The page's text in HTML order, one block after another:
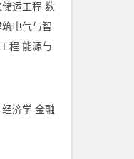
储运工程 数
筑电气与智
程 能源与
经济学 金融